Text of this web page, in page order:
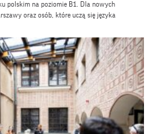
polskim na poziomie B1. Dla nowych
oraz osób, które uczą się języka